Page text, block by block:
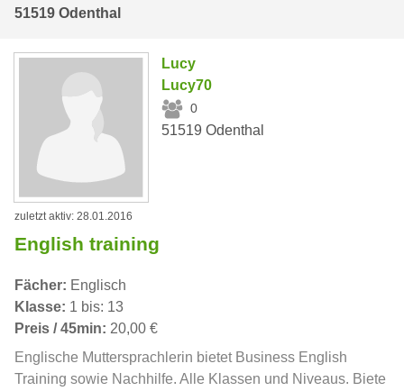
51519 Odenthal
Lucy
Lucy70
0
51519 Odenthal
zuletzt aktiv: 28.01.2016
English training
Fächer: Englisch
Klasse: 1 bis: 13
Preis / 45min: 20,00 €
Englische Muttersprachlerin bietet Business English
Training sowie Nachhilfe. Alle Klassen und Niveaus. Biete